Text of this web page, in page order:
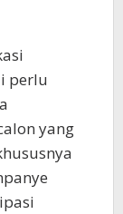
perlu
yang